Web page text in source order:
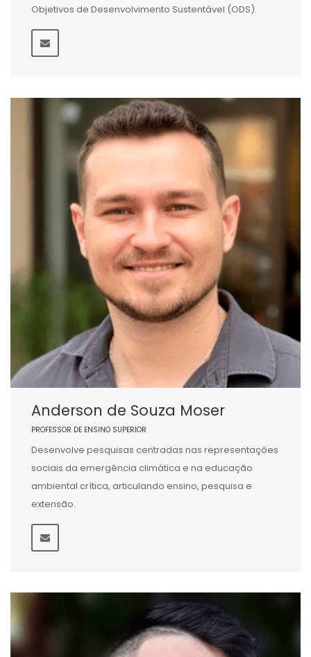
Objetivos de Desenvolvimento Sustentável (ODS).
Anderson de Souza Moser
PROFESSOR DE ENSINO SUPERIOR
Desenvolve pesquisas centradas nas representações
sociais da emergência climática e na educação
ambiental crítica, articulando ensino, pesquisa e
extensão.